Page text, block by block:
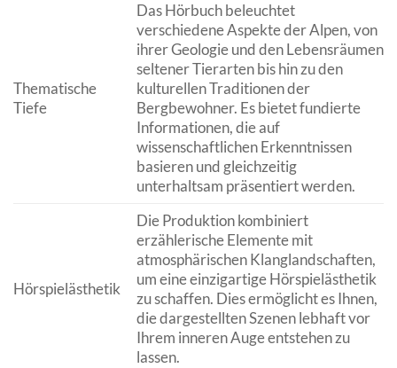
Thematische
Tiefe
Das Hörbuch beleuchtet
verschiedene Aspekte der Alpen, von
ihrer Geologie und den Lebensräumen
seltener Tierarten bis hin zu den
kulturellen Traditionen der
Bergbewohner. Es bietet fundierte
Informationen, die auf
wissenschaftlichen Erkenntnissen
basieren und gleichzeitig
unterhaltsam präsentiert werden.
Hörspielästhetik
Die Produktion kombiniert
erzählerische Elemente mit
atmosphärischen Klanglandschaften,
um eine einzigartige Hörspielästhetik
zu schaffen. Dies ermöglicht es Ihnen,
die dargestellten Szenen lebhaft vor
Ihrem inneren Auge entstehen zu
lassen.